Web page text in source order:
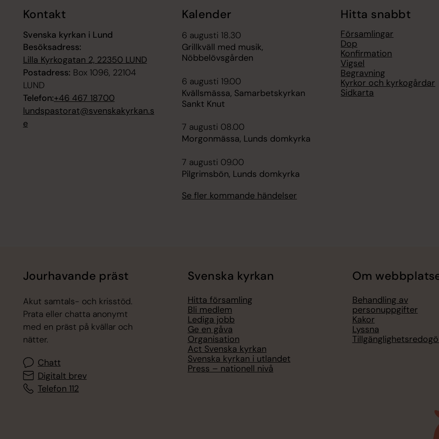
Kontakt
Svenska kyrkan i Lund
Besöksadress:
Lilla Kyrkogatan 2, 22350 LUND
Postadress: Box 1096, 22104
LUND
Telefon:+46 467 18700
lundspastorat@svenskakyrkan.s
e
Kalender
6 augusti 18.30
Grillkväll med musik,
Nöbbelövsgården
6 augusti 19.00
Kvällsmässa, Samarbetskyrkan
Sankt Knut
7 augusti 08.00
Morgonmässa, Lunds domkyrka
7 augusti 09.00
Pilgrimsbön, Lunds domkyrka
Se fler kommande händelser
Hitta snabbt
Församlingar
Dop
Konfirmation
Vigsel
Begravning
Kyrkor och kyrkogårdar
Sidkarta
Jourhavande präst
Akut samtals- och krisstöd.
Prata eller chatta anonymt
med en präst på kvällar och
nätter.
Chatt
Digitalt brev
Telefon 112
Svenska kyrkan
Hitta församling
Bli medlem
Lediga jobb
Ge en gåva
Organisation
Act Svenska kyrkan
Svenska kyrkan i utlandet
Press – nationell nivå
Om
Behandling av
personuppgifter
Kakor
Lyssna